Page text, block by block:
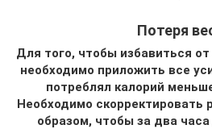
Потеря
Для того, чтобы избавиться
необходимо приложить все
потреблял калорий
Необходимо скорректировать
образом, чтобы за два